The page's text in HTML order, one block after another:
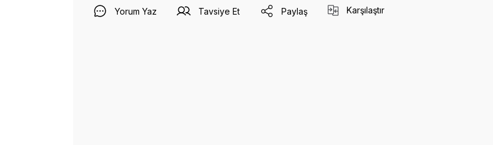
Yorum Yaz Tavsiye Et Paylaş Karşılaştır